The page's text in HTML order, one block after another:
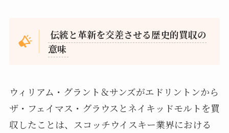
伝統と革新を交差させる歴史的買収の
意味
ウィリアム・グラント＆サンズがエドリントンから
ザ・フェイマス・グラウスとネイキッドモルトを買
収したことは、スコッチウイスキー業界における